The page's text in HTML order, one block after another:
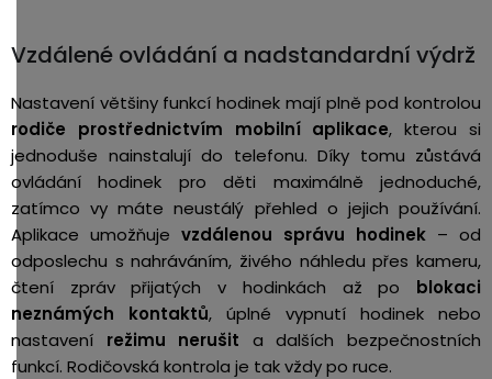
Vzdálené ovládání a nadstandardní výdrž
Nastavení většiny funkcí hodinek mají plně pod kontrolou
rodiče prostřednictvím mobilní aplikace, kterou si
jednoduše nainstalují do telefonu. Díky tomu zůstává
ovládání hodinek pro děti maximálně jednoduché,
zatímco vy máte neustálý přehled o jejich používání.
Aplikace umožňuje vzdálenou správu hodinek – od
odposlechu s nahráváním, živého náhledu přes kameru,
čtení zpráv přijatých v hodinkách až po blokaci
neznámých kontaktů, úplné vypnutí hodinek nebo
nastavení režimu nerušit a dalších bezpečnostních
funkcí. Rodičovská kontrola je tak vždy po ruce.